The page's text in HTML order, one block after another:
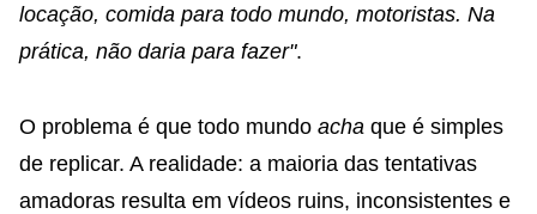
locação, comida para todo mundo, motoristas. Na
prática, não daria para fazer".
O problema é que todo mundo acha que é simples
de replicar. A realidade: a maioria das tentativas
amadoras resulta em vídeos ruins, inconsistentes e